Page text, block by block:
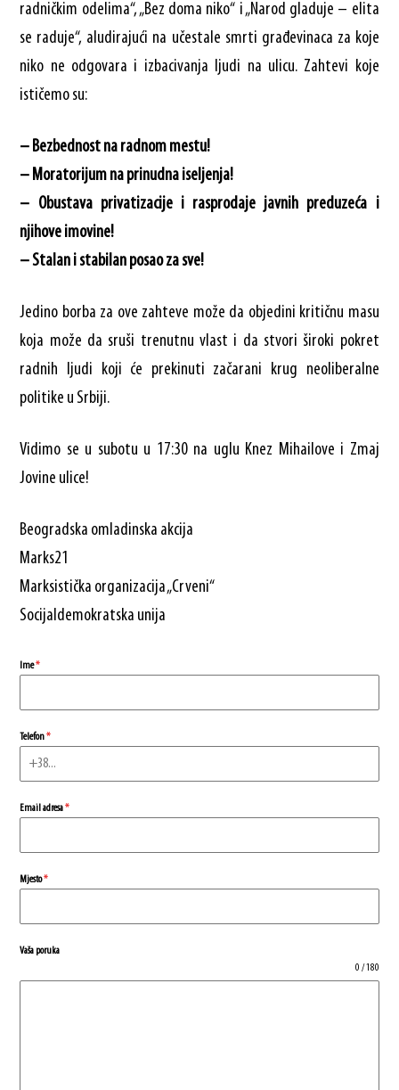
radničkim odelima“, „Bez doma niko“ i „Narod gladuje – elita
se raduje“, aludirajući na učestale smrti građevinaca za koje
niko ne odgovara i izbacivanja ljudi na ulicu. Zahtevi koje
ističemo su:
– Bezbednost na radnom mestu!
– Moratorijum na prinudna iseljenja!
– Obustava privatizacije i rasprodaje javnih preduzeća i
njihove imovine!
– Stalan i stabilan posao za sve!
Jedino borba za ove zahteve može da objedini kritičnu masu
koja može da sruši trenutnu vlast i da stvori široki pokret
radnih ljudi koji će prekinuti začarani krug neoliberalne
politike u Srbiji.
Vidimo se u subotu u 17:30 na uglu Knez Mihailove i Zmaj
Jovine ulice!
Beogradska omladinska akcija
Marks21
Marksistička organizacija „Crveni“
Socijaldemokratska unija
Ime*
Telefon*
Email adresa*
Mjesto*
Vaša poruka
0 / 180